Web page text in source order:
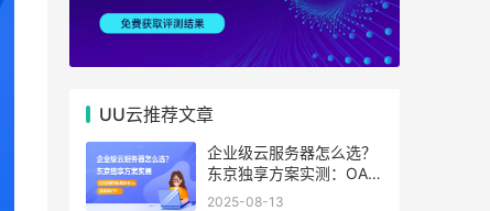
UU云推荐文章
企业级云服务器怎么选？
东京独享方案实测：OA系
统响应提速40%，成本降
2025-08-13